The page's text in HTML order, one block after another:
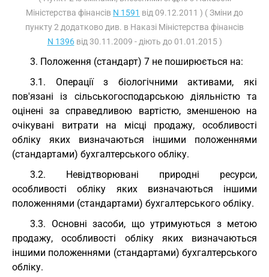
Міністерства фінансів N 1591 від 09.12.2011 ) ( Зміни до
пункту 2 додатково див. в Наказі Міністерства фінансів
N 1396від 30.11.2009 - діють до 01.01.2015 )
3. Положення (стандарт) 7 не поширюється на:
3.1. Операції з біологічними активами, які
пов'язані із сільськогосподарською діяльністю та
оцінені за справедливою вартістю, зменшеною на
очікувані витрати на місці продажу, особливості
обліку яких визначаються іншими положеннями
(стандартами) бухгалтерського обліку.
3.2. Невідтворювані природні ресурси,
особливості обліку яких визначаються іншими
положеннями (стандартами) бухгалтерського обліку.
3.3. Основні засоби, що утримуються з метою
продажу, особливості обліку яких визначаються
іншими положеннями (стандартами) бухгалтерського
обліку.